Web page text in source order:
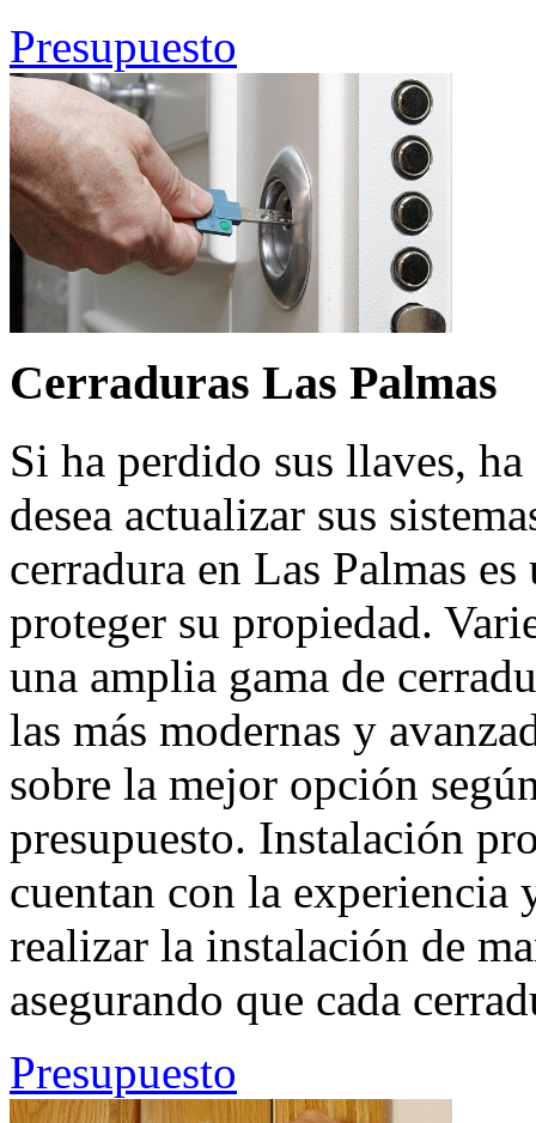
Presupuesto
Cerraduras Las Palmas
Si ha perdido sus llaves,
desea actualizar sus
cerradura en Las Palmas
proteger su propiedad.
una amplia gama de
las más modernas y
sobre la mejor opción
presupuesto. Instalación
cuentan con la experiencia
realizar la instalación de
asegurando que cada
Presupuesto